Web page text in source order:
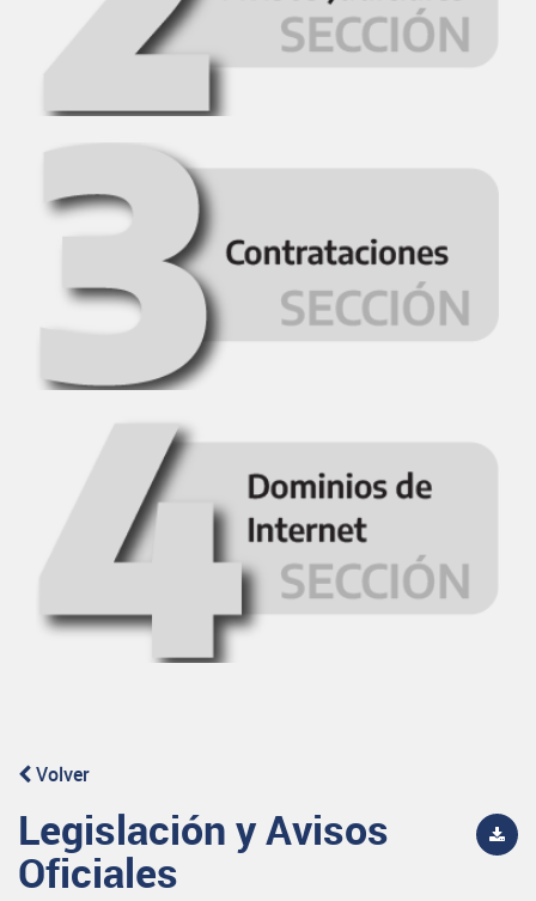
Volver
Legislación y Avisos
Oficiales